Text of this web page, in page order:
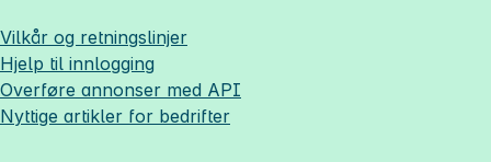
Vilkår og retningslinjer
Hjelp til innlogging
Overføre annonser med API
Nyttige artikler for bedrifter